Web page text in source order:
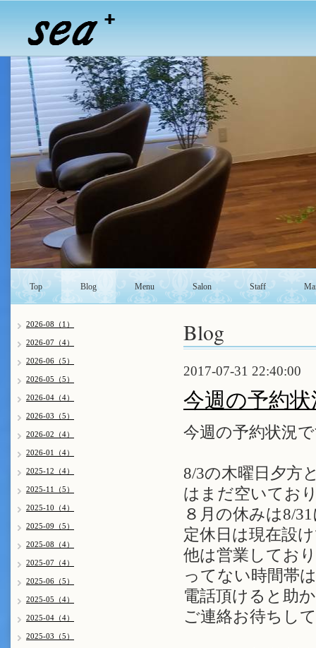
Top Blog Menu Salon Staff
Blog
2017-07-31 22:40:00
今週の予約状
今週の予約状況
8/3の木曜日夕方
はまだ空いてお
８月の休みは8/
定休日は現在設
他は営業してお
ってない時間帯
電話頂けると助
ご連絡お待ちし
2026-08（1）
2026-07（4）
2026-06（5）
2026-05（5）
2026-04（4）
2026-03（5）
2026-02（4）
2026-01（4）
2025-12（4）
2025-11（5）
2025-10（4）
2025-09（5）
2025-08（4）
2025-07（4）
2025-06（5）
2025-05（4）
2025-04（4）
2025-03（5）